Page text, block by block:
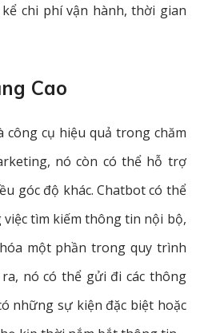
chi phí vận hành, thời gian
Cao
công cụ hiệu quả trong chăm
nó còn có thể hỗ trợ
góc độ khác. Chatbot có thể
tìm kiếm thông tin nội bộ,
một phần trong quy trình
nó có thể gửi đi các thông
những sự kiện đặc biệt hoặc